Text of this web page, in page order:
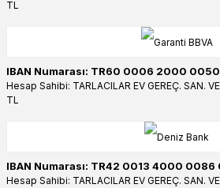
TL
IBAN Numarası: TR60 0006 2000
Hesap Sahibi: TARLACILAR EV GEREÇ. SAN.
TL
IBAN Numarası: TR42 0013 4000
Hesap Sahibi: TARLACILAR EV GEREÇ. SAN.